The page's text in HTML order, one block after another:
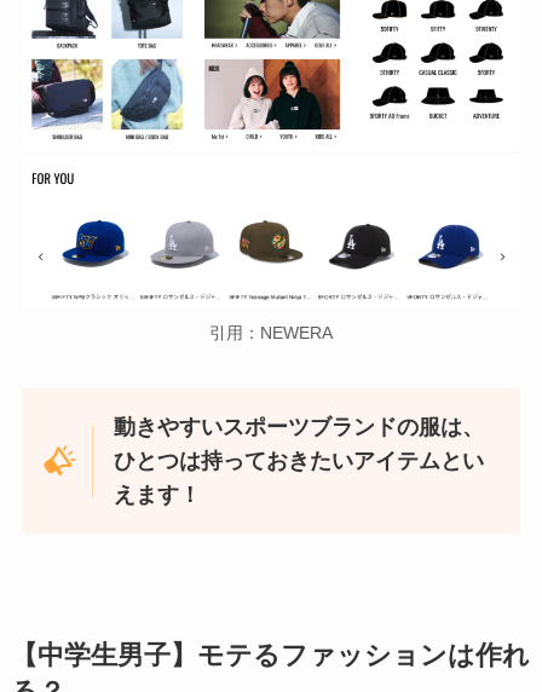
引用：NEWERA
動きやすいスポーツブランドの服は、
ひとつは持っておきたいアイテムとい
えます！
【中学生男子】モテるファッションは作れ